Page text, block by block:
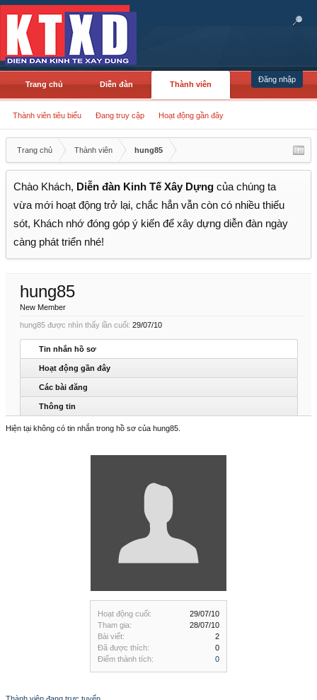
Đăng nhập
Trang chủ Diễn đàn Thành viên
Thành viên tiêu biểu Đang truy cập Hoạt động gần đây
Trang chủ Thành viên hung85
Chào Khách, Diễn đàn Kinh Tế Xây Dựng của chúng ta
vừa mới hoạt động trở lại, chắc hẳn vẫn còn có nhiều thiếu
sót, Khách nhớ đóng góp ý kiến để xây dựng diễn đàn ngày
càng phát triển nhé!
Hoạt động cuối:
29/07/10
Tham gia:
28/07/10
Bài viết:
2
Đã được thích:
0
Điểm thành tích:
0
hung85
New Member
hung85 được nhìn thấy lần cuối: 29/07/10
Tin nhắn hồ sơ
Hoạt động gần đây
Các bài đăng
Thông tin
Hiện tại không có tin nhắn trong hồ sơ của hung85.